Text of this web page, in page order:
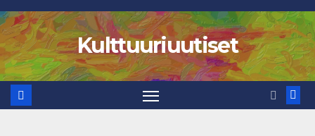
Skip
to
content
Kulttuuriuutiset